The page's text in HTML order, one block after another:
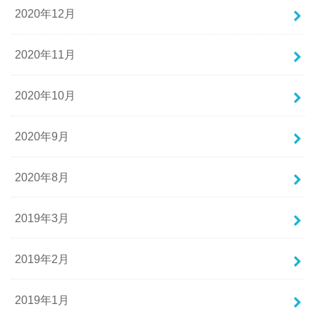
2020年12月
2020年11月
2020年10月
2020年9月
2020年8月
2019年3月
2019年2月
2019年1月